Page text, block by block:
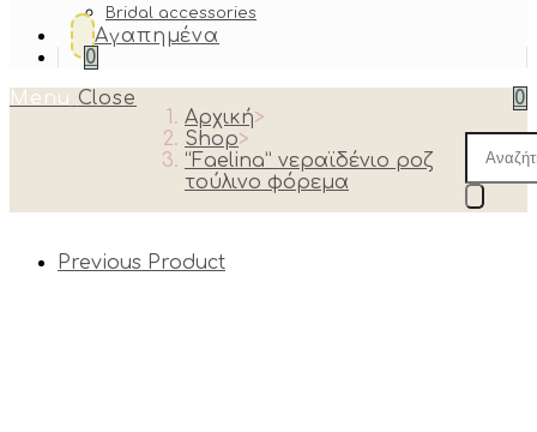
Bridal accessories
Αγαπημένα
0
0
Menu Close
search
Αρχική>
Shop>
“Faelina” νεραϊδένιο ροζ
τούλινο φόρεμα
Previous Product